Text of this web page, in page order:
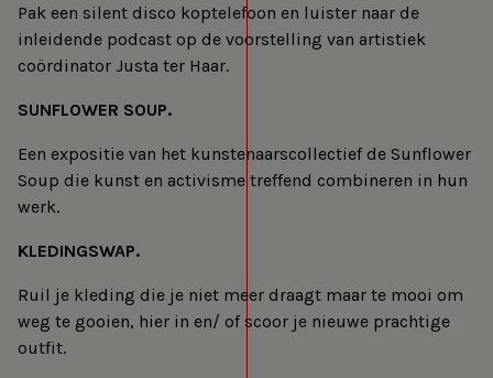
Pak een silent disco koptelefoon en luister naar de
inleidende podcast op de voorstelling van artistiek
coördinator Justa ter Haar.
SUNFLOWER SOUP.
Een expositie van het kunstenaarscollectief de Sunflower
Soup die kunst en activisme treffend combineren in hun
werk.
KLEDINGSWAP.
Ruil je kleding die je niet meer draagt maar te mooi om
weg te gooien, hier in en/ of scoor je nieuwe prachtige
outfit.